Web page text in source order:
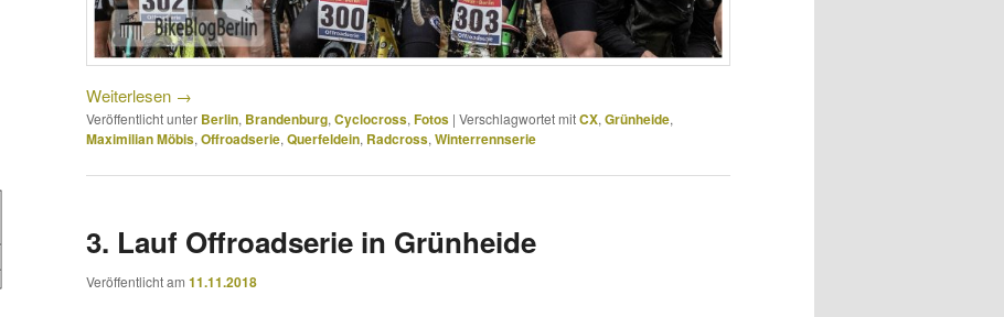
Weiterlesen →
Veröffentlicht unter Berlin, Brandenburg, Cyclocross, Fotos | Verschlagwortet mitCX, Grünheide,
Maximilian Möbis, Offroadserie, Querfeldein, Radcross, Winterrennserie
3. Lauf Offroadserie in Grünheide
Veröffentlicht am 11.11.2018